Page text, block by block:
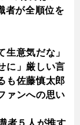
が全順位を
生意気だな」
に」厳しい言
も佐藤慎太郎
ァンへの思い